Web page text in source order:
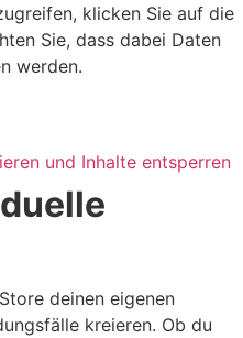
klicken Sie auf die
Sie, dass dabei Daten
werden.
und Inhalte entsperren
deinen eigenen
kreieren. Ob du